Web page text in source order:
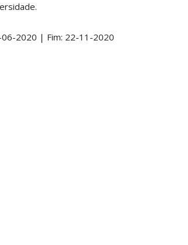
06-2020 | Fim: 22-11-2020